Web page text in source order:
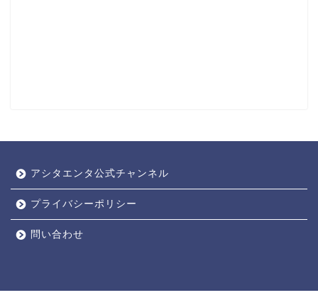
アシタエンタ公式チャンネル
プライバシーポリシー
問い合わせ